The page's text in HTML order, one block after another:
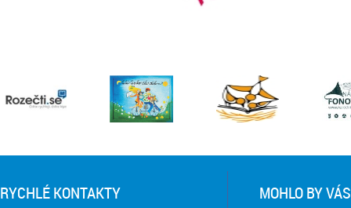
RYCHLÉ KONTAKTY MOHLO BY